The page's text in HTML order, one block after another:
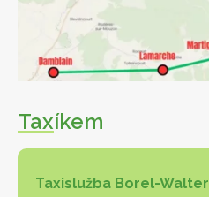
Taxíkem
Taxislužba Borel-Walter